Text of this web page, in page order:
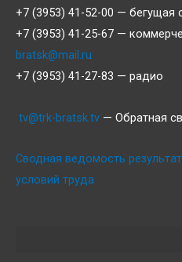
+7 (3953) 41-52-00 — бегущая
+7 (3953) 41-25-67 —
bratsk@mail.ru
+7 (3953) 41-27-83 — радио
tv@trk-bratsk.tv — Обратная
Сводная ведомость
условий труда